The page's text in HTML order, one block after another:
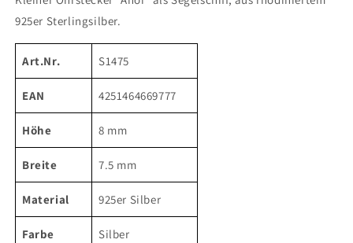
Segelschiff Segelschiff
925er Sterlingsilber.
Art.Nr. S1475
EAN 4251464669777
Höhe 8 mm
Breite 7.5 mm
Material 925er Silber
Farbe Silber